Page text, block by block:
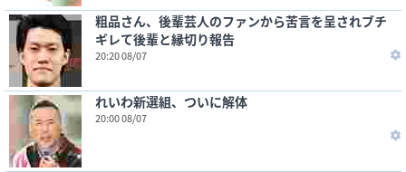
粗品さん、後輩芸人のファンから苦言を呈されブチ
ギレて後輩と縁切り報告
20:20 08/07
れいわ新選組、ついに解体
20:00 08/07